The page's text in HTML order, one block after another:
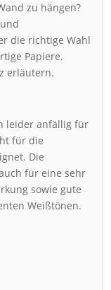
zu hängen?
die richtige Wahl
Papiere.
erläutern.
leider anfällig für
für die
Die
für eine sehr
sowie gute
Weißtönen.